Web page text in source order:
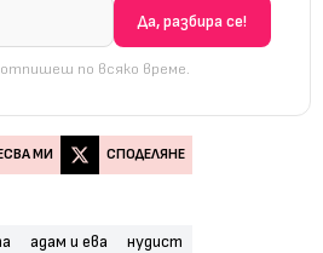
по всяко време.
МИ СПОДЕЛЯНЕ
адам и ева
нудист